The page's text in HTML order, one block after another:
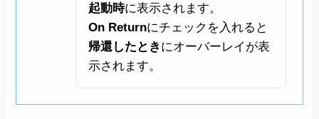
起動時に表示されます。
On Returnにチェックを入れると
帰還したとき にオーバーレイが表
示されます。